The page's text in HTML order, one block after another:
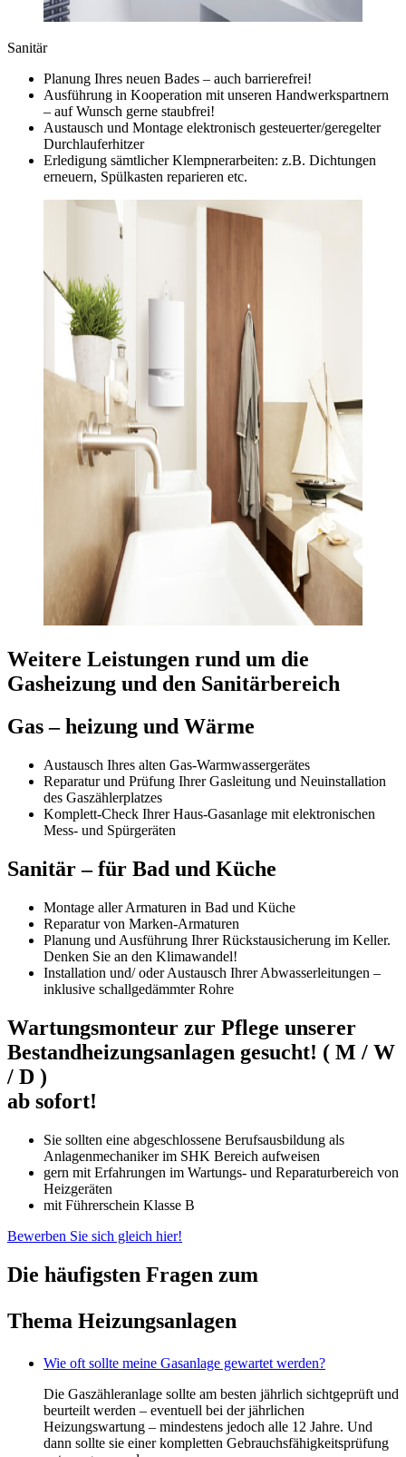
Sanitär
Planung Ihres neuen Bades – auch barrierefrei!
Ausführung in Kooperation mit unseren Handwerkspartnern
– auf Wunsch gerne staubfrei!
Austausch und Montage elektronisch gesteuerter/geregelter
Durchlauferhitzer
Erledigung sämtlicher Klempnerarbeiten: z.B. Dichtungen
erneuern, Spülkasten reparieren etc.
Weitere Leistungen rund um die
Gasheizung und den Sanitärbereich
Gas – heizung und Wärme
Austausch Ihres alten Gas-Warmwassergerätes
Reparatur und Prüfung Ihrer Gasleitung und Neuinstallation
des Gaszählerplatzes
Komplett-Check Ihrer Haus-Gasanlage mit elektronischen
Mess- und Spürgeräten
Sanitär – für Bad und Küche
Montage aller Armaturen in Bad und Küche
Reparatur von Marken-Armaturen
Planung und Ausführung Ihrer Rückstausicherung im Keller.
Denken Sie an den Klimawandel!
Installation und/ oder Austausch Ihrer Abwasserleitungen –
inklusive schallgedämmter Rohre
Wartungsmonteur zur Pflege unserer
Bestandheizungsanlagen gesucht! ( M / W
/ D )
ab sofort!
Sie sollten eine abgeschlossene Berufsausbildung als
Anlagenmechaniker im SHK Bereich aufweisen
gern mit Erfahrungen im Wartungs- und Reparaturbereich von
Heizgeräten
mit Führerschein Klasse B
Bewerben Sie sich gleich hier!
Die häufigsten Fragen zum
Thema Heizungsanlagen
Wie oft sollte meine Gasanlage gewartet werden?
Die Gaszähleranlage sollte am besten jährlich sichtgeprüft und
beurteilt werden – eventuell bei der jährlichen
Heizungswartung – mindestens jedoch alle 12 Jahre. Und
dann sollte sie einer kompletten Gebrauchsfähigkeitsprüfung